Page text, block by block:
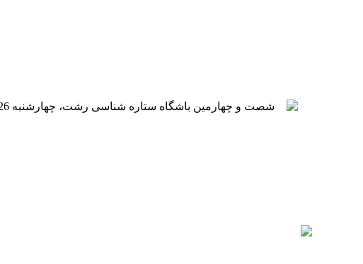
شصت و چهارمین باشگاه ستاره شناسی رشت، چهارشنبه 126 مهرماه 1391 از ساعت 18 تا 21 در محل سالن دکتر رحمدل مجتمع فرهنگی- هنری خاتم الانبیا(ع) شهر رشت برگزار خواهد شد